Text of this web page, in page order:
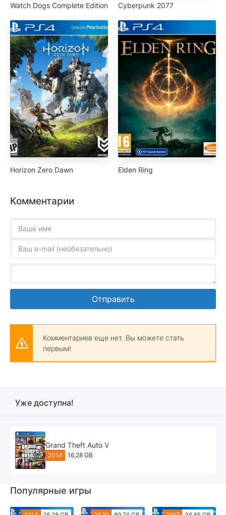
Watch Dogs Complete Edition Cyberpunk 2077
Horizon Zero Dawn Elden Ring
Комментарии
Отправить
Комментариев еще нет. Вы можете стать
первым!
Уже доступна!
Grand Theft Auto V
2014 16,28 GB
Популярные игры